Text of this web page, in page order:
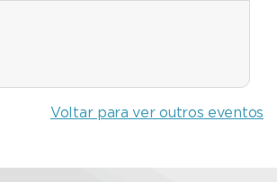
Voltar para ver outros eventos